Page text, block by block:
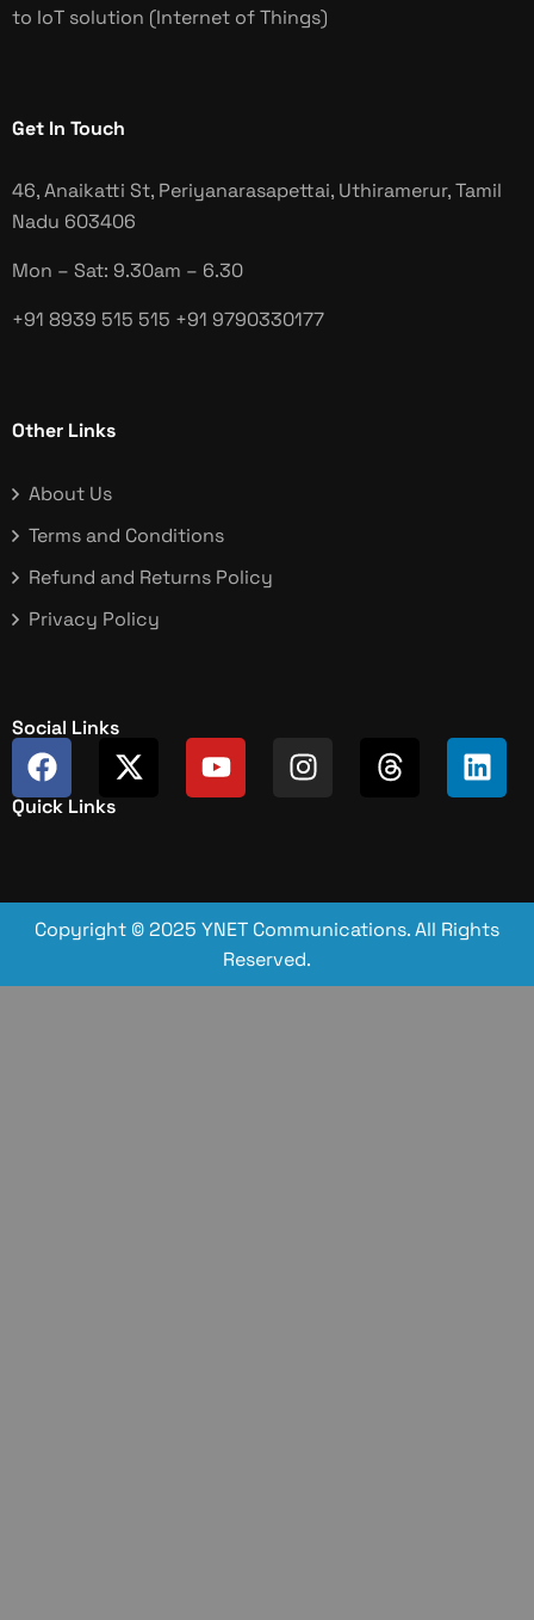
to IoT solution (Internet of Things)
Get In Touch
46, Anaikatti St, Periyanarasapettai, Uthiramerur, Tamil
Nadu 603406
Mon – Sat: 9.30am – 6.30
+91 8939 515 515 +91 9790330177
Other Links
About Us
Terms and Conditions
Refund and Returns Policy
Privacy Policy
Social Links
Quick Links
Copyright © 2025 YNET Communications. All Rights
Reserved.